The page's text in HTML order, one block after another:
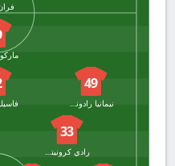
49
نيمانيا رادونجيش
33
رادي كرونيتش